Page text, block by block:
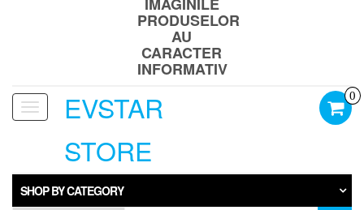
PRODUSELOR
AU
CARACTER
INFORMATIV
Toggle
navigationEVSTAR
STORE
0
SHOP BY CATEGORY